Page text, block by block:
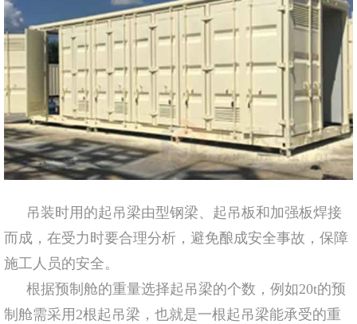
吊装时用的起吊梁由型钢梁、起吊板和加强板焊接
而成，在受力时要合理分析，避免酿成安全事故，保障
施工人员的安全。
根据预制舱的重量选择起吊梁的个数，例如20t的预
制舱需采用2根起吊梁，也就是一根起吊梁能承受的重